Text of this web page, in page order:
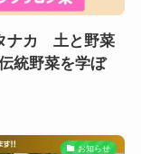
ナカ 土と野菜
統野菜を学ぼ
お知らせ